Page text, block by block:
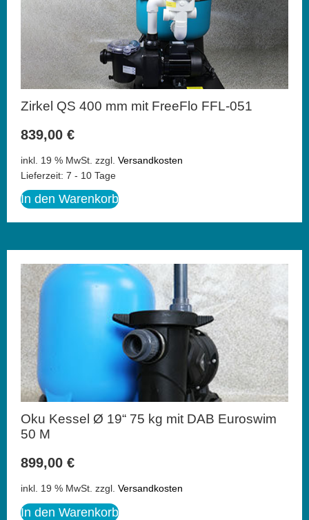
Zirkel QS 400 mm mit FreeFlo FFL-051
839,00 €
inkl. 19 % MwSt. zzgl. Versandkosten
Lieferzeit: 7 - 10 Tage
In den Warenkorb
Oku Kessel Ø 19“ 75 kg mit DAB Euroswim
50 M
899,00 €
inkl. 19 % MwSt. zzgl. Versandkosten
In den Warenkorb